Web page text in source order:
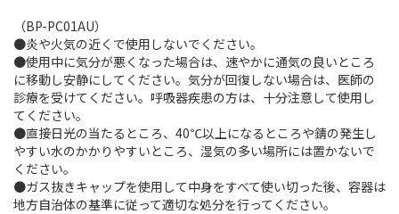
（BP-PC01AU）
●炎や火気の近くで使用しないでください。
●使用中に気分が悪くなった場合は、速やかに通気の良いところ
に移動し安静にしてください。気分が回復しない場合は、医師の
診療を受けてください。呼吸器疾患の方は、十分注意して使用し
てください。
●直接日光の当たるところ、40℃以上になるところや錆の発生し
やすい水のかかりやすいところ、湿気の多い場所には置かないで
ください。
●ガス抜きキャップを使用して中身をすべて使い切った後、容器は
地方自治体の基準に従って適切な処分を行ってください。